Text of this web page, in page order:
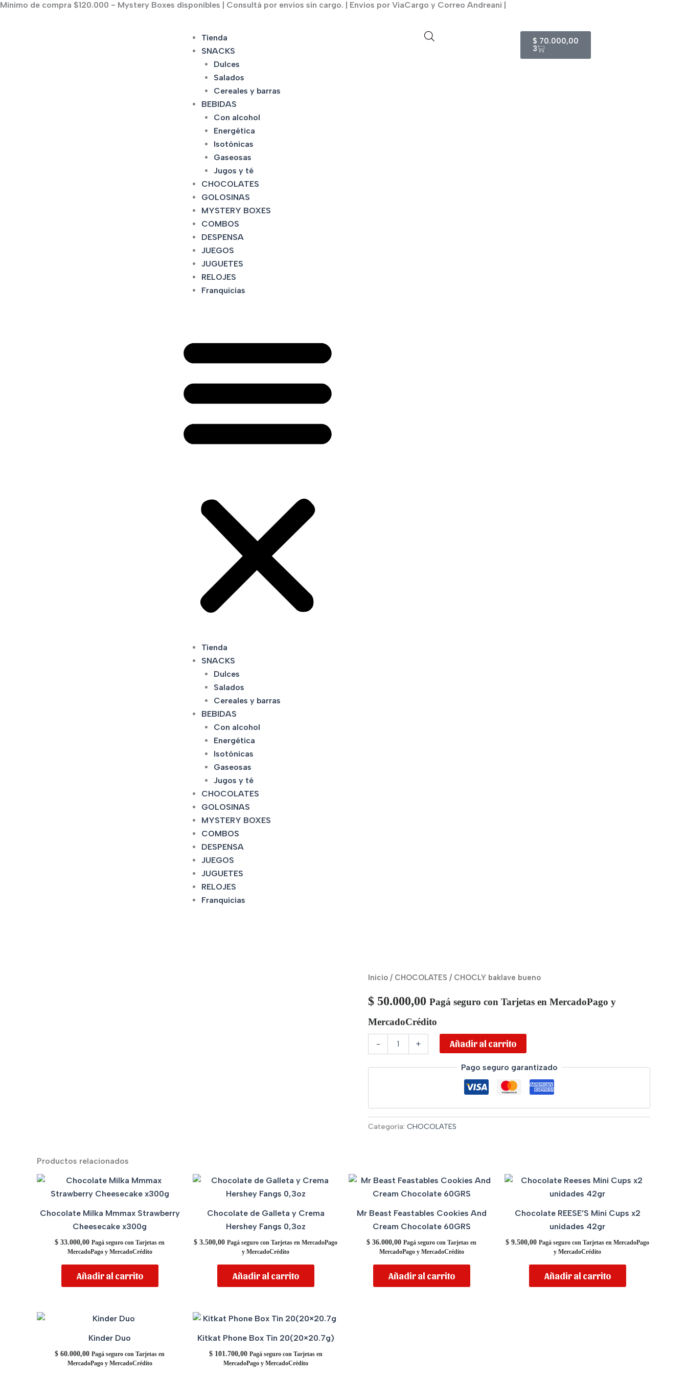
Ir
Minimo de compra $120.000 - Mystery Boxes disponibles | Consultá por envios sin cargo. | Envios por ViaCargo y Correo Andreani |
Tienda
SNACKS
Dulces
Salados
Cereales y barras
BEBIDAS
Con alcohol
Energética
Isotónicas
Gaseosas
Jugos y té
CHOCOLATES
GOLOSINAS
MYSTERY BOXES
COMBOS
DESPENSA
JUEGOS
JUGUETES
RELOJES
Franquicias
Tienda
SNACKS
Dulces
Salados
Cereales y barras
BEBIDAS
Con alcohol
Energética
Isotónicas
Gaseosas
Jugos y té
CHOCOLATES
GOLOSINAS
MYSTERY BOXES
COMBOS
DESPENSA
JUEGOS
JUGUETES
RELOJES
Franquicias
$ 70.000,00
3
Cart
Inicio / CHOCOLATES / CHOCLY baklave bueno
$ 50.000,00 Pagá seguro con Tarjetas en MercadoPago y
MercadoCrédito
-
CHOCLY
bueno
cantidad
+ Añadir al carrito
Pago seguro garantizado
Categoría: CHOCOLATES
Productos relacionados
Chocolate Milka Mmmax Strawberry
Cheesecake x300g
$ 33.000,00 Pagá seguro con Tarjetas en
MercadoPago y MercadoCrédito
Añadir al carrito
Chocolate de Galleta y Crema
Hershey Fangs 0,3oz
$ 3.500,00 Pagá seguro con Tarjetas en MercadoPago
y MercadoCrédito
Añadir al carrito
Mr Beast Feastables Cookies And
Cream Chocolate 60GRS
$ 36.000,00 Pagá seguro con Tarjetas en
MercadoPago y MercadoCrédito
Añadir al carrito
Chocolate REESE’S Mini Cups x2
unidades 42gr
$ 9.500,00 Pagá seguro con Tarjetas en MercadoPago
y MercadoCrédito
Añadir al carrito
Kinder Duo
$ 60.000,00 Pagá seguro con Tarjetas en
MercadoPago y MercadoCrédito
Kitkat Phone Box Tin 20(20×20.7g)
$101.700,00
Pagá seguro con Tarjetas en
MercadoPago y MercadoCrédito